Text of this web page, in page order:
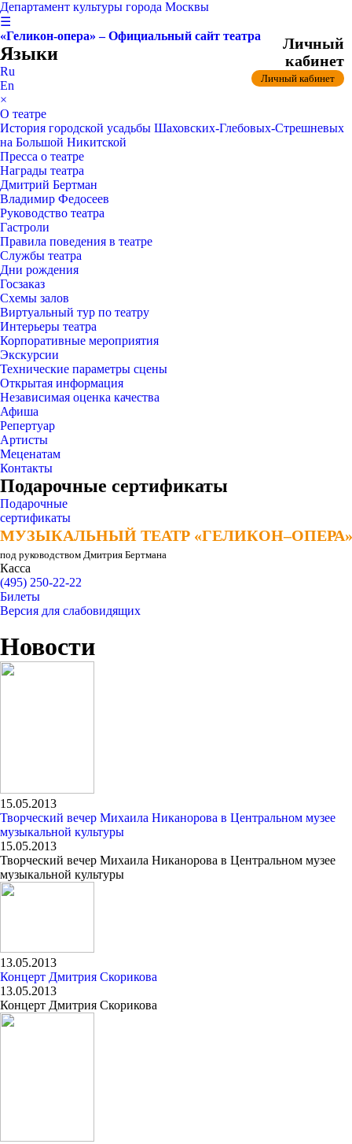
Департамент культуры города Москвы
☰
«Геликон-опера» – Официальный сайт театра
Языки
Ru
En
×
О театре
История городской усадьбы Шаховских-Глебовых-Стрешневых
на Большой Никитской
Пресса о театре
Награды театра
Дмитрий Бертман
Владимир Федосеев
Руководство театра
Гастроли
Правила поведения в театре
Службы театра
Дни рождения
Госзаказ
Схемы залов
Виртуальный тур по театру
Интерьеры театра
Корпоративные мероприятия
Экскурсии
Технические параметры сцены
Открытая информация
Независимая оценка качества
Афиша
Репертуар
Артисты
Меценатам
Контакты
Подарочные сертификаты
Подарочные
сертификаты
МУЗЫКАЛЬНЫЙ ТЕАТР «ГЕЛИКОН–ОПЕРА»
МУЗЫКАЛЬНЫЙ ТЕАТР «ГЕЛИКОН–ОПЕРА»
под руководством Дмитрия Бертмана
Касса
(495) 250-22-22
Личный
кабинет
Личный кабинет
Билеты
Версия для слабовидящих
Новости
15.05.2013
Творческий вечер Михаила Никанорова в Центральном музее
музыкальной культуры
15.05.2013
Творческий вечер Михаила Никанорова в Центральном музее
музыкальной культуры
13.05.2013
Концерт Дмитрия Скорикова
13.05.2013
Концерт Дмитрия Скорикова